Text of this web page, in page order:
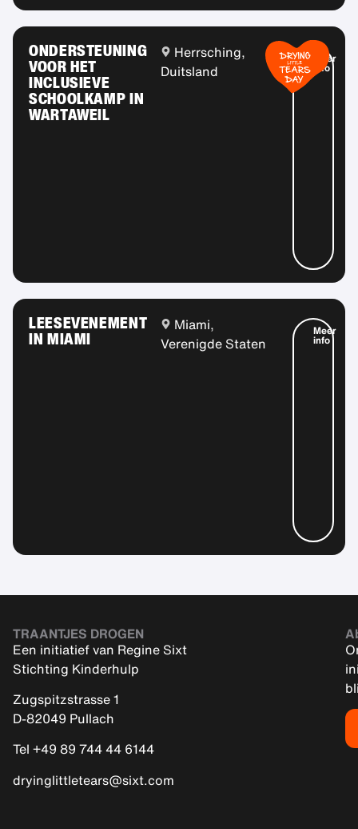
ONDERSTEUNING
VOOR HET
INCLUSIEVE
SCHOOLKAMP IN
WARTAWEIL
Herrsching,
Duitsland
Meer
info
LEESEVENEMENT
IN MIAMI
Miami,
Verenigde Staten
Meer
info
TRAANTJES DROGEN
Een initiatief van Regine Sixt
Stichting Kinderhulp
Zugspitzstrasse 1
D-82049 Pullach
Tel +49 89 744 44 6144
dryinglittletears@sixt.com